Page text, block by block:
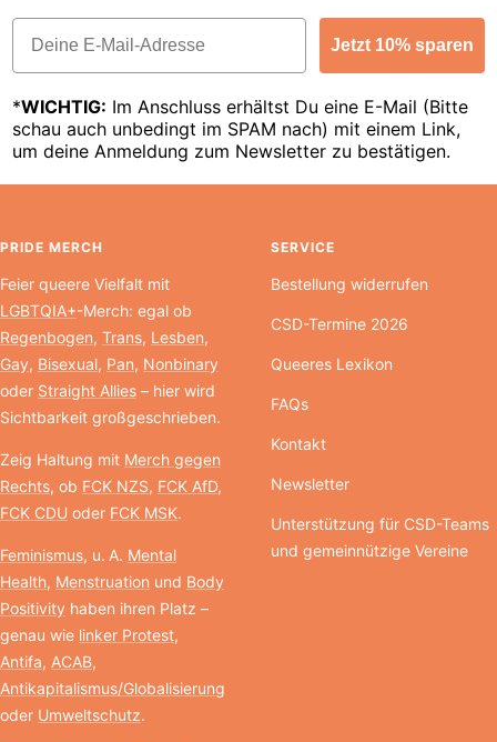
Email
Jetzt 10% sparen
*WICHTIG: Im Anschluss erhältst Du eine E-Mail (Bitte
schau auch unbedingt im SPAM nach) mit einem Link,
um deine Anmeldung zum Newsletter zu bestätigen.
PRIDE MERCH
Feier queere Vielfalt mit
LGBTQIA+-Merch: egal ob
Regenbogen, Trans, Lesben,
Gay, Bisexual, Pan, Nonbinary
oder Straight Allies – hier wird
Sichtbarkeit großgeschrieben.
Zeig Haltung mit Merch gegen
Rechts, ob FCK NZS, FCK AfD,
FCK CDU oder FCK MSK.
Feminismus, u. A. Mental
Health, Menstruation und Body
Positivity haben ihren Platz –
genau wie linker Protest,
Antifa, ACAB,
Antikapitalismus/Globalisierung
oder Umweltschutz.
SERVICE
Bestellung widerrufen
CSD-Termine 2026
Queeres Lexikon
FAQs
Kontakt
Newsletter
Unterstützung für CSD-Teams
und gemeinnützige Vereine